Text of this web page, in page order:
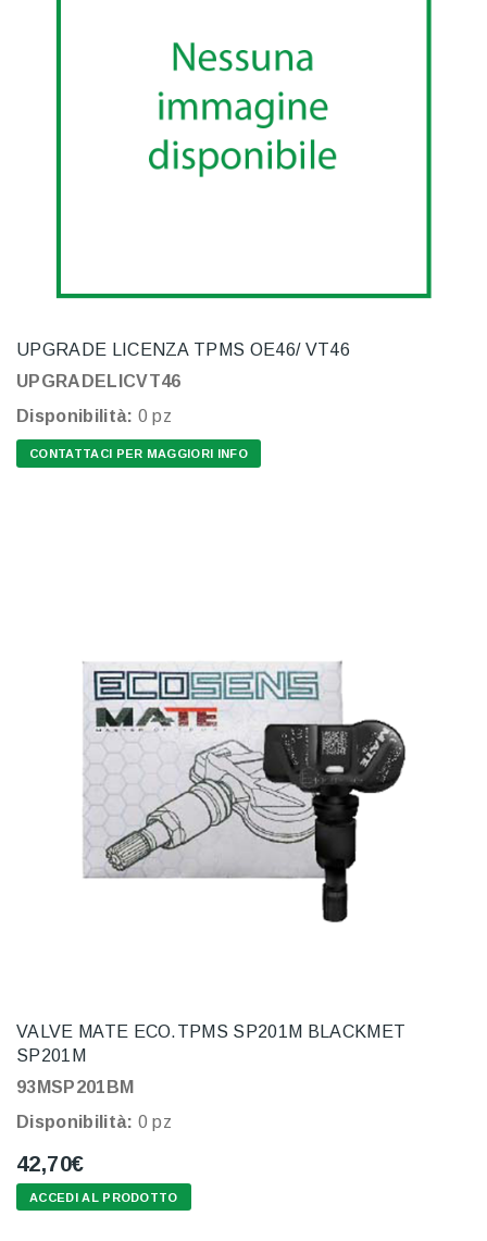
UPGRADE LICENZA TPMS OE46/ VT46
UPGRADELICVT46
Disponibilità: 0 pz
CONTATTACI PER MAGGIORI INFO
VALVE MATE ECO.TPMS SP201M BLACKMET
SP201M
93MSP201BM
Disponibilità: 0 pz
42,70€
ACCEDI AL PRODOTTO